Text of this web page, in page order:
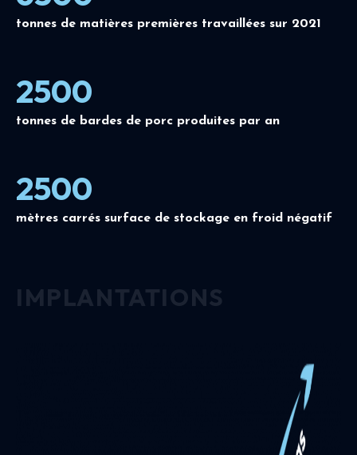
tonnes de matières premières travaillées sur 2021
2500
tonnes de bardes de porc produites par an
2500
mètres carrés surface de stockage en froid négatif
IMPLANTATIONS